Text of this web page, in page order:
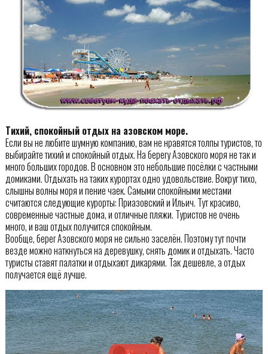
Тихий, спокойный отдых на азовском море.
Если вы не любите шумную компанию, вам не нравятся толпы туристов, то
выбирайте тихий и спокойный отдых. На берегу Азовского моря не так и
много больших городов. В основном это небольшие посёлки с частными
домиками. Отдыхать на таких курортах одно удовольствие. Вокруг тихо,
слышны волны моря и пение чаек. Самыми спокойными местами
считаются следующие курорты: Приазовский и Ильич. Тут красиво,
современные частные дома, и отличные пляжи. Туристов не очень
много, и ваш отдых получится спокойным.
Вообще, берег Азовского моря не сильно заселён. Поэтому тут почти
везде можно наткнуться на деревушку, снять домик и отдыхать. Часто
туристы ставят палатки и отдыхают дикарями. Так дешевле, а отдых
получается ещё лучше.